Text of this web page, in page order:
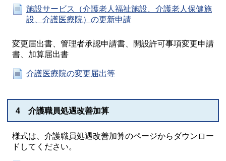
施設サービス（介護老人福祉施設、介護老人保健施
設、介護医療院）の更新申請
変更届出書、管理者承認申請書、開設許可事項変更申請
書、加算届出書
介護医療院の変更届出等
4 介護職員処遇改善加算
様式は、介護職員処遇改善加算のページからダウンロー
ドしてください。